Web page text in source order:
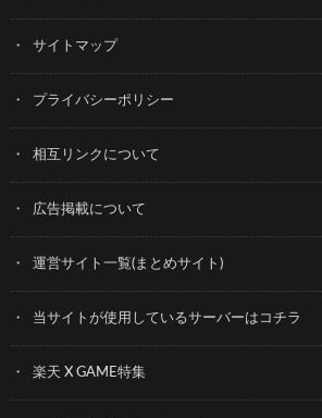
サイトマップ
プライバシーポリシー
相互リンクについて
広告掲載について
運営サイト一覧(まとめサイト)
当サイトが使用しているサーバーはコチラ
楽天 X GAME特集